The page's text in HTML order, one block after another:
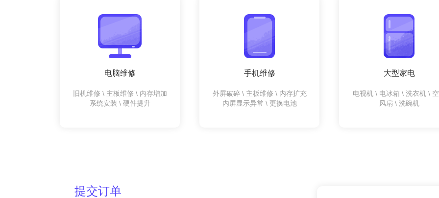
电脑维修
旧机维修 \ 主板维修 \ 内存增加
系统安装 \ 硬件提升
手机维修
外屏破碎 \ 主板维修 \ 内存扩充
内屏显示异常 \ 更换电池
大型家电
电视机 \ 电冰箱 \ 洗衣机 \
风扇 \ 洗碗机
提交订单